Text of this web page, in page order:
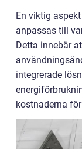
En viktig
anpassas till
Detta innebär
integrerade
kostnaderna